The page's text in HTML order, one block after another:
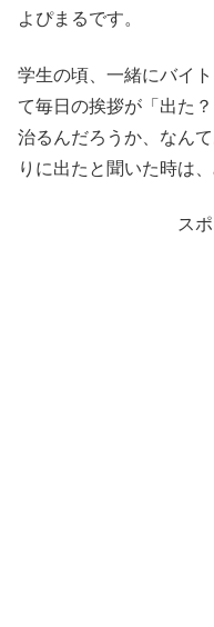
よぴまるです。
学生の頃、一緒にバイ
て毎日の挨拶が「出た
治るんだろうか、なん
りに出たと聞いた時は
ス